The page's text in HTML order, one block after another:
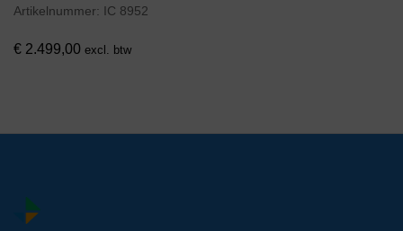
Artikelnummer: IC 8952
€ 2.499,00 excl. btw